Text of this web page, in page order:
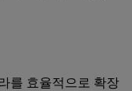
를 효율적으로 확장